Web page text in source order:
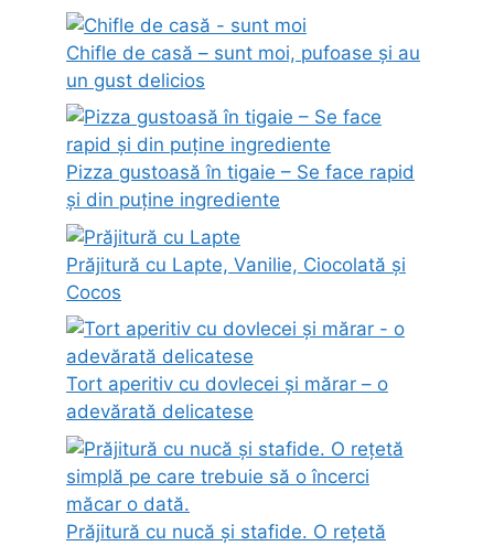
Chifle de casă – sunt moi, pufoase și au
un gust delicios
Pizza gustoasă în tigaie – Se face rapid
și din puține ingrediente
Prăjitură cu Lapte, Vanilie, Ciocolată și
Cocos
Tort aperitiv cu dovlecei și mărar – o
adevărată delicatese
Prăjitură cu nucă și stafide. O rețetă